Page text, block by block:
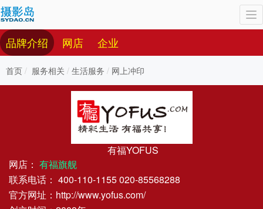
品牌介绍 网店 企业
首页 服务相关 生活服务 网上冲印
有福YOFUS
网店： 有福旗舰
联系电话： 400-110-1155020-85568288
官方网址： http://www.yofus.com/